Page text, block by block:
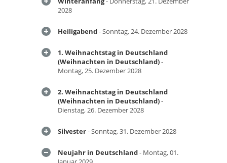
2028
Heiligabend- Sonntag, 24. Dezember 2028
1. Weihnachtstag in Deutschland
(Weihnachten in Deutschland)-
Montag, 25. Dezember 2028
2. Weihnachtstag in Deutschland
(Weihnachten in Deutschland)-
Dienstag, 26. Dezember 2028
Silvester- Sonntag, 31. Dezember 2028
Neujahr in Deutschland- Montag, 01.